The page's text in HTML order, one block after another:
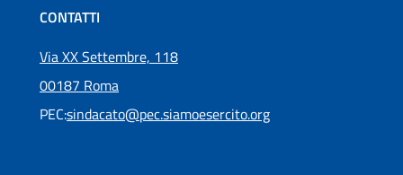
CONTATTI
Via XX Settembre, 118
00187 Roma
PEC:sindacato@pec.siamoesercito.org